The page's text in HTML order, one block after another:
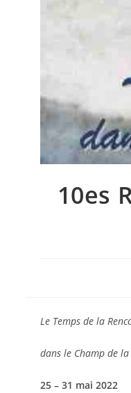
10es
Le Temps de la
dans le Champ de
25 – 31 mai 2022